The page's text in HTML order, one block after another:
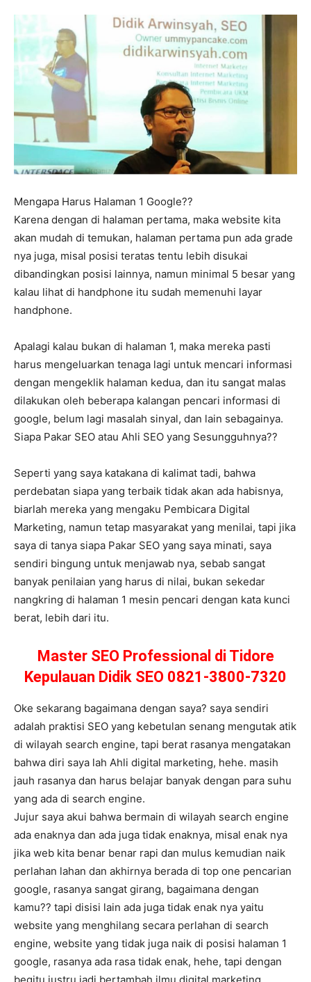
Mengapa Harus Halaman 1 Google??
Karena dengan di halaman pertama, maka website kita
akan mudah di temukan, halaman pertama pun ada grade
nya juga, misal posisi teratas tentu lebih disukai
dibandingkan posisi lainnya, namun minimal 5 besar yang
kalau lihat di handphone itu sudah memenuhi layar
handphone.
Apalagi kalau bukan di halaman 1, maka mereka pasti
harus mengeluarkan tenaga lagi untuk mencari informasi
dengan mengeklik halaman kedua, dan itu sangat malas
dilakukan oleh beberapa kalangan pencari informasi di
google, belum lagi masalah sinyal, dan lain sebagainya.
Siapa Pakar SEO atau Ahli SEO yang Sesungguhnya??
Seperti yang saya katakana di kalimat tadi, bahwa
perdebatan siapa yang terbaik tidak akan ada habisnya,
biarlah mereka yang mengaku Pembicara Digital
Marketing, namun tetap masyarakat yang menilai, tapi jika
saya di tanya siapa Pakar SEO yang saya minati, saya
sendiri bingung untuk menjawab nya, sebab sangat
banyak penilaian yang harus di nilai, bukan sekedar
nangkring di halaman 1 mesin pencari dengan kata kunci
berat, lebih dari itu.
Master SEO Professional di Tidore
Kepulauan Didik SEO 0821-3800-7320
Oke sekarang bagaimana dengan saya? saya sendiri
adalah praktisi SEO yang kebetulan senang mengutak atik
di wilayah search engine, tapi berat rasanya mengatakan
bahwa diri saya lah Ahli digital marketing, hehe. masih
jauh rasanya dan harus belajar banyak dengan para suhu
yang ada di search engine.
Jujur saya akui bahwa bermain di wilayah search engine
ada enaknya dan ada juga tidak enaknya, misal enak nya
jika web kita benar benar rapi dan mulus kemudian naik
perlahan lahan dan akhirnya berada di top one pencarian
google, rasanya sangat girang, bagaimana dengan
kamu?? tapi disisi lain ada juga tidak enak nya yaitu
website yang menghilang secara perlahan di search
engine, website yang tidak juga naik di posisi halaman 1
google, rasanya ada rasa tidak enak, hehe, tapi dengan